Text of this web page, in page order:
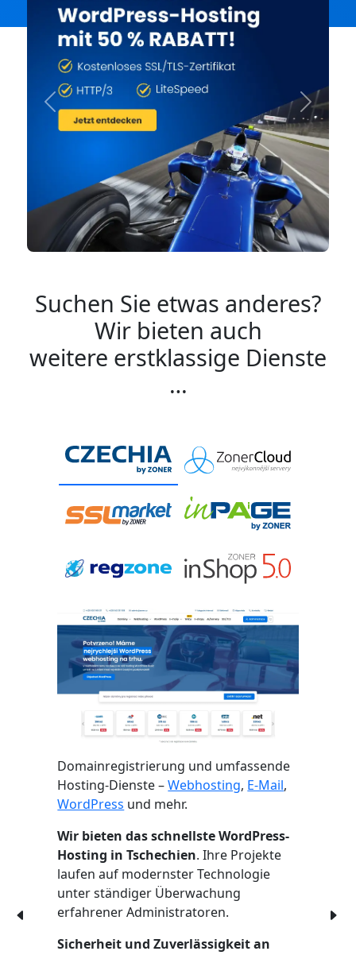
Previous Next
Suchen Sie etwas anderes?
Wir bieten auch
weitere erstklassige Dienste
…
Domainregistrierung und umfassende
Hosting-Dienste –Webhosting, E-Mail,
WordPress und mehr.
Wir bieten das schnellste WordPress-
Hosting in Tschechien. Ihre Projekte
laufen auf modernster Technologie
unter ständiger Überwachung
erfahrener Administratoren.
Sicherheit und Zuverlässigkeit an